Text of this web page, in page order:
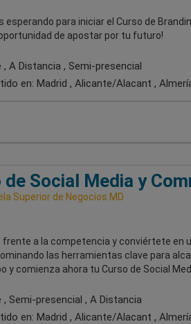
esperando para iniciar el Curso de
de apostar por tu futuro!
, A Distancia , Semi-presencial
en: Madrid , Alicante/Alacant ,
de Social Media y
Superior de Negocios MD
a la competencia y conviértete en
las herramientas clave para
y comienza ahora tu Curso de Social
, Semi-presencial , A Distancia
en: Madrid , Alicante/Alacant ,